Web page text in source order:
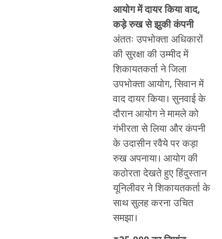
आयोग में दायर किया वाद,
कड़े रुख से झुकी कंपनी
अंततः उपभोक्ता अधिकारों
की सुरक्षा की उम्मीद में
शिकायतकर्ता ने जिला
उपभोक्ता आयोग, सिवान में
वाद दायर किया। सुनवाई के
दौरान आयोग ने मामले को
गंभीरता से लिया और कंपनी
के उदासीन रवैये पर कड़ा
रुख अपनाया। आयोग की
कठोरता देखते हुए हिंदुस्तान
यूनिलीवर ने शिकायतकर्ता के
साथ सुलह करना उचित
समझा।